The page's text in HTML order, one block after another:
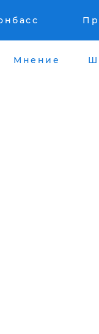
Мнение